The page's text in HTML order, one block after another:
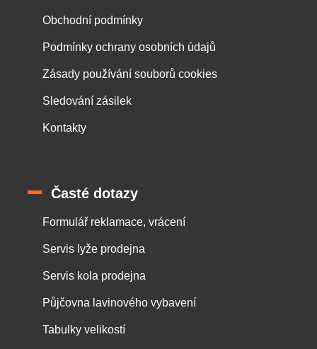
Obchodní podmínky
Podmínky ochrany osobních údajů
Zásady používání souborů cookies
Sledování zásilek
Kontakty
Časté dotazy
Formulář reklamace, vrácení
Servis lyže prodejna
Servis kola prodejna
Půjčovna lavinového vybavení
Tabulky velikostí